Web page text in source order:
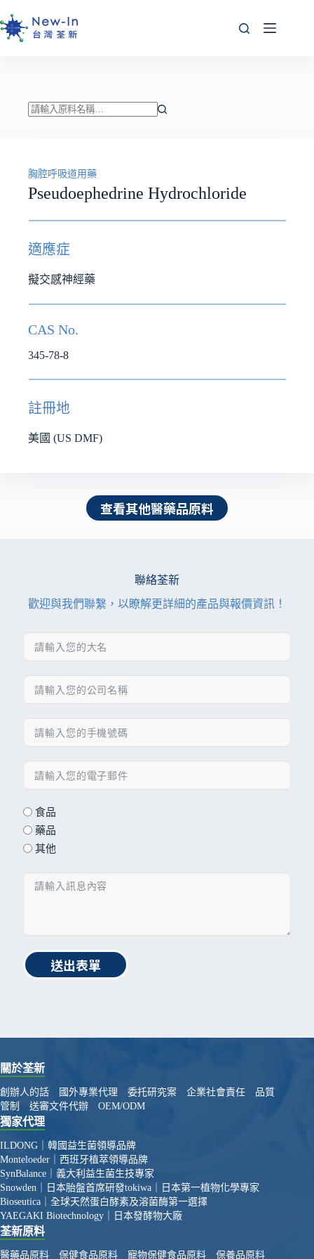
至
主
符
合
的
果
胸腔呼吸道用藥
Pseudoephedrine Hydrochloride
適應症
擬交感神經藥
CAS No.
345-78-8
註冊地
美國 (US DMF)
查看其他醫藥品原料
聯絡荃新
歡迎與我們聯繫，以瞭解更詳細的產品與報價資訊！
食品
藥品
其他
送出表單
關於荃新
創辦人的話 國外專業代理 委托研究案 企業社會責任
品質
管制
送審文件代辦 OEM/ODM
獨家代理
ILDONG｜韓國益生菌領導品牌
Monteloeder｜西班牙植萃領導品牌
SynBalance｜義大利益生菌生技專家
Snowden｜日本胎盤首席研發tokiwa｜日本第一植物化學專家
Bioseutica｜全球天然蛋白酵素及溶菌酶第一選擇
YAEGAKI Biotechnology｜日本發酵物大廠
荃新原料
醫藥品原料 保健食品原料 寵物保健食品原料 保養品原料